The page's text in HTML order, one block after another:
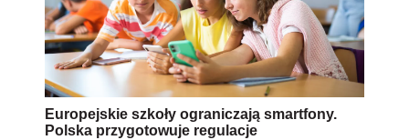
Europejskie szkoły ograniczają smartfony.
Polska przygotowuje regulacje